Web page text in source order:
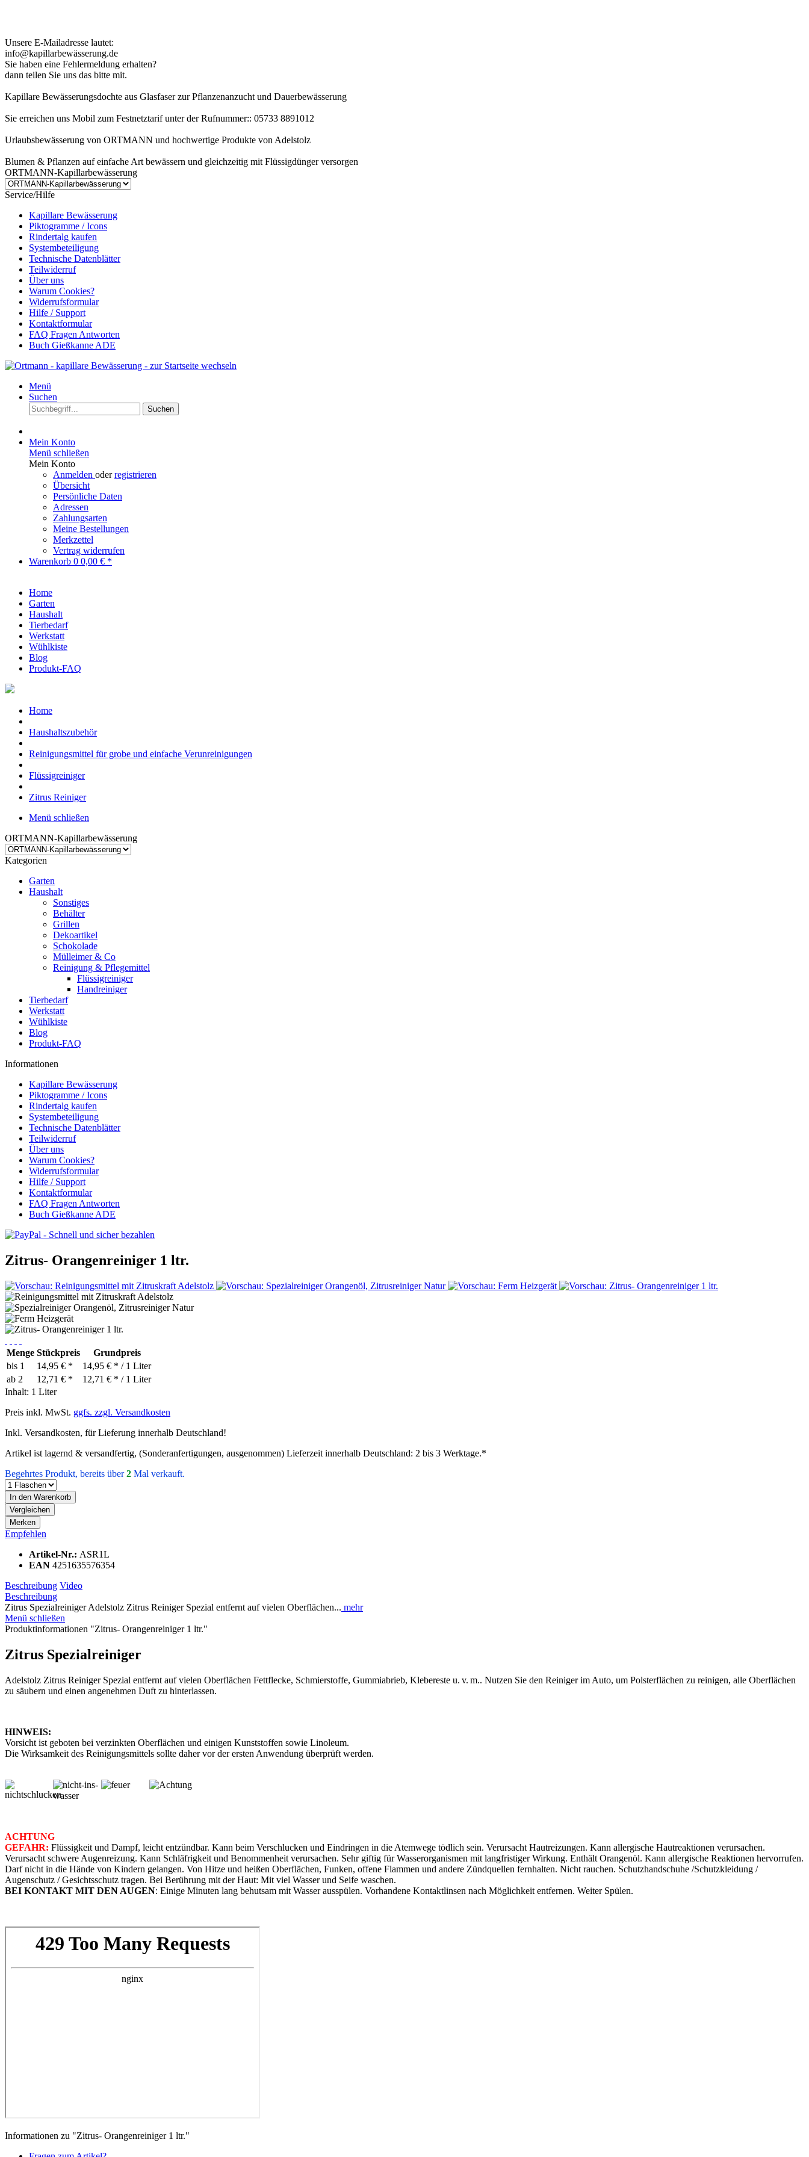
Unsere E-Mailadresse lautet:
info@kapillarbewässerung.de
Sie haben eine Fehlermeldung erhalten?
dann teilen Sie uns das bitte mit.
Kapillare Bewässerungsdochte aus Glasfaser zur Pflanzenanzucht und Dauerbewässerung
Sie erreichen uns Mobil zum Festnetztarif unter der Rufnummer:: 05733 8891012
Urlaubsbewässerung von ORTMANN und hochwertige Produkte von Adelstolz
Blumen & Pflanzen auf einfache Art bewässern und gleichzeitig mit Flüssigdünger versorgen
ORTMANN-Kapillarbewässerung
Service/Hilfe
Kapillare Bewässerung
Piktogramme / Icons
Rindertalg kaufen
Systembeteiligung
Technische Datenblätter
Teilwiderruf
Über uns
Warum Cookies?
Widerrufsformular
Hilfe / Support
Kontaktformular
FAQ Fragen Antworten
Buch Gießkanne ADE
Menü
Suchen
Suchen
Mein Konto
Menü schließen
Mein Konto
Anmelden oderregistrieren
Übersicht
Persönliche Daten
Adressen
Zahlungsarten
Meine Bestellungen
Merkzettel
Vertrag widerrufen
Warenkorb 0 0,00 € *
Home
Garten
Haushalt
Tierbedarf
Werkstatt
Wühlkiste
Blog
Produkt-FAQ
Home
Haushaltszubehör
Reinigungsmittel für grobe und einfache Verunreinigungen
Flüssigreiniger
Zitrus Reiniger
Menü schließen
ORTMANN-Kapillarbewässerung
Kategorien
Garten
Haushalt
Sonstiges
Behälter
Grillen
Dekoartikel
Schokolade
Mülleimer & Co
Reinigung & Pflegemittel
Flüssigreiniger
Handreiniger
Tierbedarf
Werkstatt
Wühlkiste
Blog
Produkt-FAQ
Informationen
Kapillare Bewässerung
Piktogramme / Icons
Rindertalg kaufen
Systembeteiligung
Technische Datenblätter
Teilwiderruf
Über uns
Warum Cookies?
Widerrufsformular
Hilfe / Support
Kontaktformular
FAQ Fragen Antworten
Buch Gießkanne ADE
Zitrus- Orangenreiniger 1 ltr.
Menge Stückpreis
Grundpreis
bis 1 14,95 € *
14,95 € * / 1 Liter
ab 2 12,71 € *
12,71 € * / 1 Liter
Inhalt: 1 Liter
Preis inkl. MwSt. ggfs. zzgl. Versandkosten
Inkl. Versandkosten, für Lieferung innerhalb Deutschland!
Artikel ist lagernd & versandfertig, (Sonderanfertigungen, ausgenommen) Lieferzeit innerhalb Deutschland: 2 bis 3 Werktage.*
Begehrtes Produkt, bereits über 2 Mal verkauft.
In den Warenkorb
Vergleichen
Merken
Empfehlen
Artikel-Nr.: ASR1L
EAN 4251635576354
Beschreibung Video
Beschreibung
Zitrus Spezialreiniger Adelstolz Zitrus Reiniger Spezial entfernt auf vielen Oberflächen... mehr
Menü schließen
Produktinformationen "Zitrus- Orangenreiniger 1 ltr."
Zitrus Spezialreiniger
Adelstolz Zitrus Reiniger Spezial entfernt auf vielen Oberflächen Fettflecke, Schmierstoffe, Gummiabrieb, Klebereste u. v. m.. Nutzen Sie den Reiniger im Auto, um Polsterflächen zu reinigen, alle Oberflächen
zu säubern und einen angenehmen Duft zu hinterlassen.
HINWEIS:
Vorsicht ist geboten bei verzinkten Oberflächen und einigen Kunststoffen sowie Linoleum.
Die Wirksamkeit des Reinigungsmittels sollte daher vor der ersten Anwendung überprüft werden.
ACHTUNG
GEFAHR: Flüssigkeit und Dampf, leicht entzündbar. Kann beim Verschlucken und Eindringen in die Atemwege tödlich sein. Verursacht Hautreizungen. Kann allergische Hautreaktionen verursachen.
Verursacht schwere Augenreizung. Kann Schläfrigkeit und Benommenheit verursachen. Sehr giftig für Wasserorganismen mit langfristiger Wirkung. Enthält Orangenöl. Kann allergische Reaktionen hervorrufen.
Darf nicht in die Hände von Kindern gelangen. Von Hitze und heißen Oberflächen, Funken, offene Flammen und andere Zündquellen fernhalten. Nicht rauchen. Schutzhandschuhe /Schutzkleidung /
Augenschutz / Gesichtsschutz tragen. Bei Berührung mit der Haut: Mit viel Wasser und Seife waschen.
BEI KONTAKT MIT DEN AUGEN: Einige Minuten lang behutsam mit Wasser ausspülen. Vorhandene Kontaktlinsen nach Möglichkeit entfernen. Weiter Spülen.
Informationen zu "Zitrus- Orangenreiniger 1 ltr."